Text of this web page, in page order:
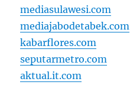
mediasulawesi.com
mediajabodetabek.com
kabarflores.com
seputarmetro.com
aktual.it.com